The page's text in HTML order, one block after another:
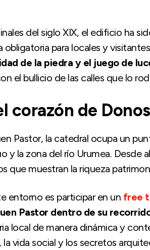
del siglo XIX, el edificio ha
obligatoria para locales y
de la piedra y el juego de
el bullicio de las calles que lo
corazón de
Pastor, la catedral ocupa un
y la zona del río Urumea. Desde
que muestran la riqueza
entorno es participar en un free
Pastor dentro de su
local de manera dinámica y
la vida social y los secretos